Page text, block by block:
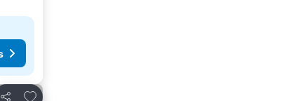
Adicionar aos favoritos